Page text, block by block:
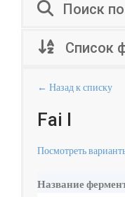
Поиск
Список
← Назад к списку
Fai I
Посмотреть
Название